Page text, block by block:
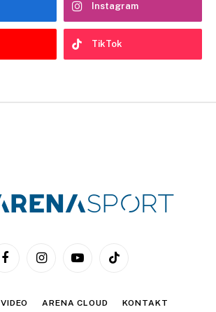
Instagram
TikTok
FacebookInstagramYouTubeTikTok
VIDEO ARENA CLOUD KONTAKT